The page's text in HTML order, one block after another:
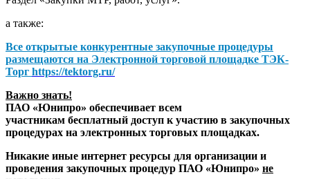
а также:
Все открытые конкурентные закупочные процедуры
размещаются на Электронной торговой площадке ТЭК-
Торг https://tektorg.ru/
Важно знать!
ПАО «Юнипро» обеспечивает всем
участникам бесплатный доступ к участию в закупочных
процедурах на электронных торговых площадках.
Никакие иные интернет ресурсы для организации и
проведения закупочных процедур ПАО «Юнипро» не